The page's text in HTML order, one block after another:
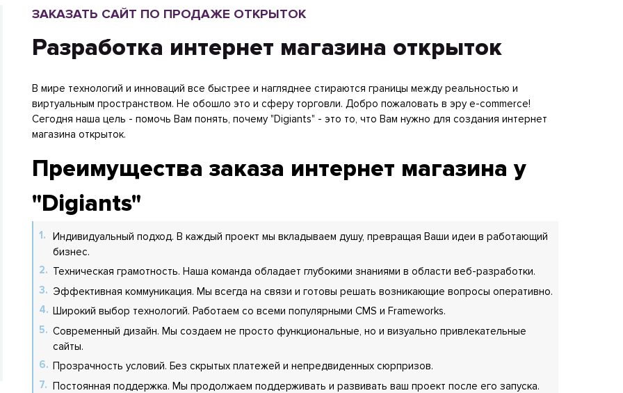
ЗАКАЗАТЬ САЙТ ПО ПРОДАЖЕ ОТКРЫТОК
Разработка интернет магазина открыток
В мире технологий и инноваций все быстрее и нагляднее стираются границы между реальностью и
виртуальным пространством. Не обошло это и сферу торговли. Добро пожаловать в эру e-commerce!
Сегодня наша цель - помочь Вам понять, почему "Digiants" - это то, что Вам нужно для создания интернет
магазина открыток.
Преимущества заказа интернет магазина у
"Digiants"
Индивидуальный подход. В каждый проект мы вкладываем душу, превращая Ваши идеи в работающий
бизнес.
Техническая грамотность. Наша команда обладает глубокими знаниями в области веб-разработки.
Эффективная коммуникация. Мы всегда на связи и готовы решать возникающие вопросы оперативно.
Широкий выбор технологий. Работаем со всеми популярными CMS и Frameworks.
Современный дизайн. Мы создаем не просто функциональные, но и визуально привлекательные
сайты.
Прозрачность условий. Без скрытых платежей и непредвиденных сюрпризов.
Постоянная поддержка. Мы продолжаем поддерживать и развивать ваш проект после его запуска.